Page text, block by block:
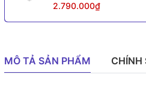
2.790.000₫
MÔ TẢ SẢN PHẨM CHÍNH